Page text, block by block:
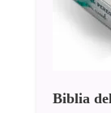
Biblia